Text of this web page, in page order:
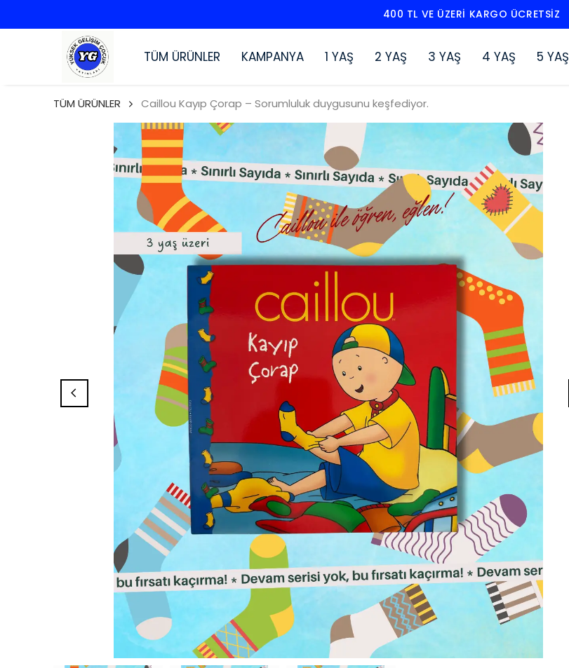
400 TL VE ÜZERI KARGO ÜCRETSIZ
TÜM ÜRÜNLER KAMPANYA 1 YAŞ 2 YAŞ 3 YAŞ 4 YAŞ 5 YAŞ
TÜM ÜRÜNLER Caillou Kayıp Çorap – Sorumluluk duygusunu keşfediyor.